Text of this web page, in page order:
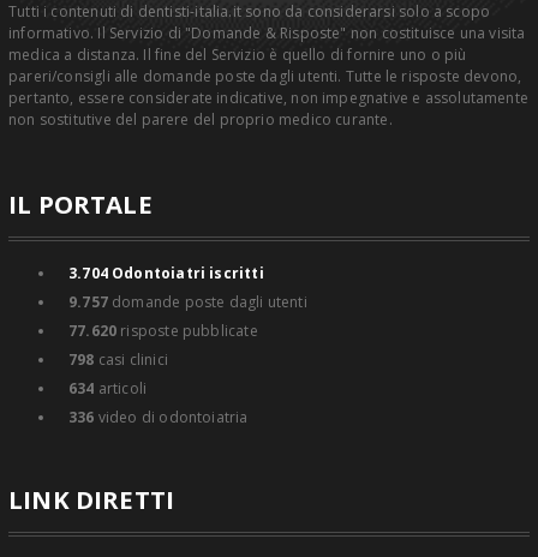
Tutti i contenuti di dentisti-italia.it sono da considerarsi solo a scopo
informativo. Il Servizio di "Domande & Risposte" non costituisce una visita
medica a distanza. Il fine del Servizio è quello di fornire uno o più
pareri/consigli alle domande poste dagli utenti. Tutte le risposte devono,
pertanto, essere considerate indicative, non impegnative e assolutamente
non sostitutive del parere del proprio medico curante.
IL PORTALE
3.704Odontoiatri iscritti
9.757domande poste dagli utenti
77.620 risposte pubblicate
798 casi clinici
634 articoli
336 video di odontoiatria
LINK DIRETTI